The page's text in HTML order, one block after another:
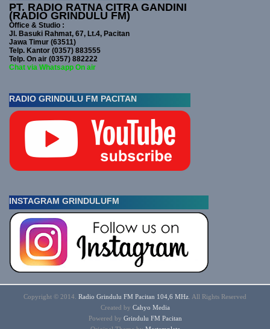
PT. RADIO RATNA CITRA GANDINI
(RADIO GRINDULU FM)
Office & Studio :
Jl. Basuki Rahmat, 67, Lt.4, Pacitan
Jawa Timur (63511)
Telp. Kantor (0357) 883555
Telp. On air (0357) 882222
Chat via Whatsapp On air
RADIO GRINDULU FM PACITAN
INSTAGRAM GRINDULUFM
Copyright © 2014. Radio Grindulu FM Pacitan 104,6 MHz . All Rights Reserved
Created by Cahyo Media
Powered by Grindulu FM Pacitan